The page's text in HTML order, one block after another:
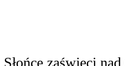
Słońce zaświeci